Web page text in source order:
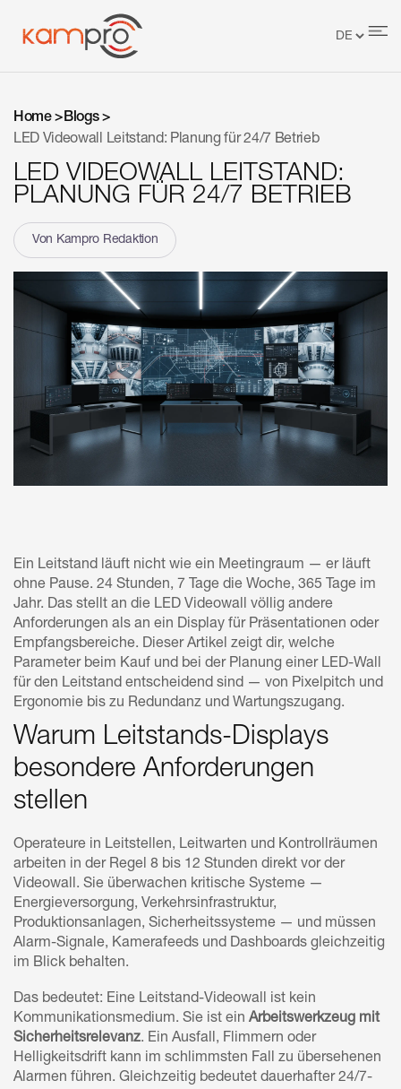
Home >Blogs >
LED Videowall Leitstand: Planung für 24/7 Betrieb
LED VIDEOWALL LEITSTAND:
PLANUNG FÜR 24/7 BETRIEB
Von Kampro Redaktion
Ein Leitstand läuft nicht wie ein Meetingraum — er läuft
ohne Pause. 24 Stunden, 7 Tage die Woche, 365 Tage im
Jahr. Das stellt an die LED Videowall völlig andere
Anforderungen als an ein Display für Präsentationen oder
Empfangsbereiche. Dieser Artikel zeigt dir, welche
Parameter beim Kauf und bei der Planung einer LED-Wall
für den Leitstand entscheidend sind — von Pixelpitch und
Ergonomie bis zu Redundanz und Wartungszugang.
Warum Leitstands-Displays
besondere Anforderungen
stellen
Operateure in Leitstellen, Leitwarten und Kontrollräumen
arbeiten in der Regel 8 bis 12 Stunden direkt vor der
Videowall. Sie überwachen kritische Systeme —
Energieversorgung, Verkehrsinfrastruktur,
Produktionsanlagen, Sicherheitssysteme — und müssen
Alarm-Signale, Kamerafeeds und Dashboards gleichzeitig
im Blick behalten.
Das bedeutet: Eine Leitstand-Videowall ist kein
Kommunikationsmedium. Sie ist ein Arbeitswerkzeug mit
Sicherheitsrelevanz. Ein Ausfall, Flimmern oder
Helligkeitsdrift kann im schlimmsten Fall zu übersehenen
Alarmen führen. Gleichzeitig bedeutet dauerhafter 24/7-